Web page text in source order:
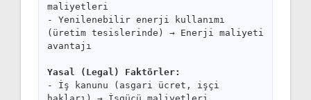
maliyetleri
- Yenilenebilir enerji kullanımı
(üretim tesislerinde) → Enerji maliyeti
avantajı
Yasal (Legal) Faktörler:
- İş kanunu (asgari ücret, işçi